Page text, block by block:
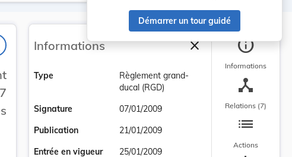
Démarrer un tour guidé
Informations closeFermer la barre
Type
Règlement grand-
ducal (RGD)
Signature
07/01/2009
Publication
21/01/2009
Entrée en vigueur
25/01/2009
info
Informations
device_hub
Relations (7)
list
Actions